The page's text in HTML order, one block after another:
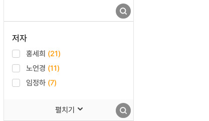
저자
홍세희 (21)
노언경 (11)
임정하 (7)
펼치기